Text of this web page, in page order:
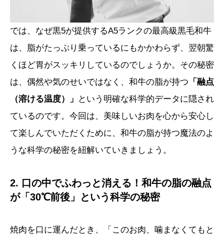
では、なぜ黒5が提供するA5ランクの最高級黒毛和牛
は、脂がたっぷり乗っているにもかかわらず、翌朝驚
くほど胃がスッキリしているのでしょうか。その秘密
は、偶然や気のせいではなく、和牛の脂が持つ 「融点
（溶ける温度）」
という明確な科学的データに隠され
ているのです。今回は、美味しいお肉を心から安心し
て楽しんでいただくために、和牛の脂が持つ魔法のよ
うな科学の秘密を紐解いていきましょう。
2. 口の中でふわっと消える！和牛の脂の融点
が「30℃前後」という科学の秘密
焼肉を口に運んだとき、「このお肉、噛まなくてもと